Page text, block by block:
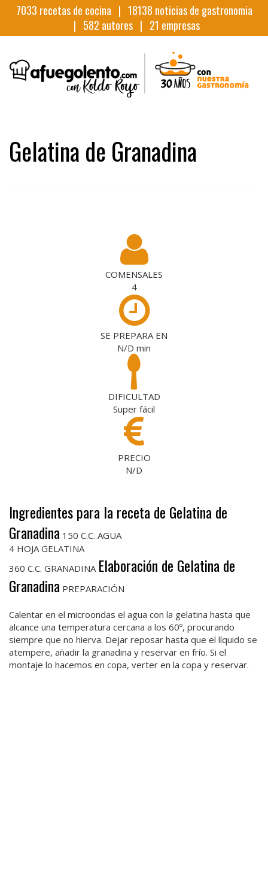
7033 recetas de cocina | 18138 noticias de gastronomia
| 582 autores | 21 empresas
Gelatina de Granadina
COMENSALES
4
SE PREPARA EN
N/D min
DIFICULTAD
Super fácil
PRECIO
N/D
Ingredientes para la receta de Gelatina de
Granadina 150 C.C. AGUA
4 HOJA GELATINA
360 C.C. GRANADINA Elaboración de Gelatina de
Granadina PREPARACIÓN
Calentar en el microondas el agua con la gelatina hasta que
alcance una temperatura cercana a los 60º, procurando
siempre que no hierva. Dejar reposar hasta que el líquido se
atempere, añadir la granadina y reservar en frío. Si el
montaje lo hacemos en copa, verter en la copa y reservar.